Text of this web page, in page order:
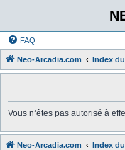
FAQ
Neo-Arcadia.com Index
Vous n’êtes pas autorisé à
Neo-Arcadia.com Index